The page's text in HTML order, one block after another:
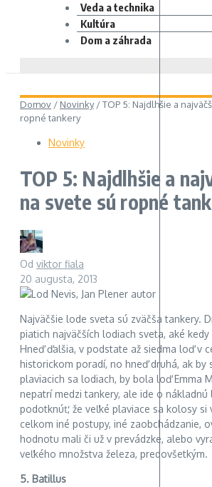
Veda a technika
Kultúra
Dom a záhrada
Domov / Novinky/TOP 5: Najdlhšie a
ropné tankery
Novinky
TOP 5: Najdlhšie a
na svete sú ropné
Od viktor fiala
20 augusta, 2013
Najväčšie lode sveta sú zväčša tankery.
piatich najväčších lodiach sveta, aké
Hneď ďalšia, v podstate až siedma loď v
historickom poradí, no hneď druhá, ak by
plaviacich sa lodiach, by bola loď Emma
nepatrí medzi tankery, ale ide o nákladnú
podotknúť, že veľké plaviace sa kolosy si
celkom iné postupy, iné zaobchádzanie,
hodnotu mali či už v prevádzke, alebo
veľkého množstva železa, predovšetkým.
5. Batillus